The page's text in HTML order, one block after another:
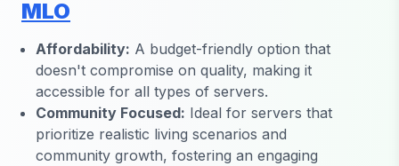
MLO
Affordability: A budget-friendly option that
doesn't compromise on quality, making it
accessible for all types of servers.
Community Focused: Ideal for servers that
prioritize realistic living scenarios and
community growth, fostering an engaging